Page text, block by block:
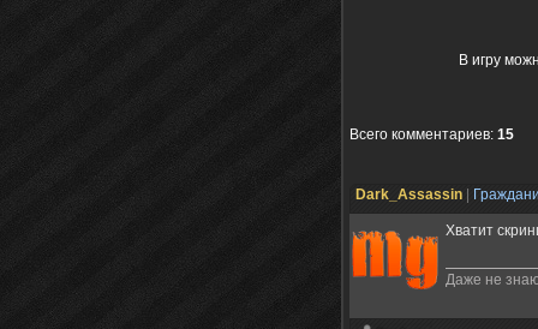
В игру
Всего комментариев: 15
Dark_Assassin
Хватит
Даже не